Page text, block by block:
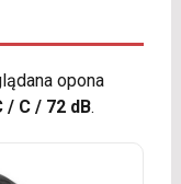
opona
/ C / 72 dB.